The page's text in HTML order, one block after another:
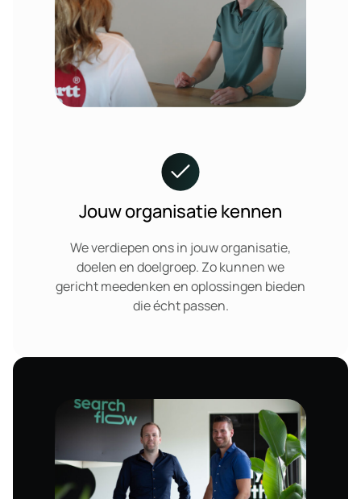
Jouw organisatie kennen
We verdiepen ons in jouw organisatie,
doelen en doelgroep. Zo kunnen we
gericht meedenken en oplossingen bieden
die écht passen.